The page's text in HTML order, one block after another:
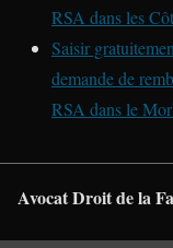
RSA dans les
Saisir
demande de
RSA dans le
Avocat Droit de la